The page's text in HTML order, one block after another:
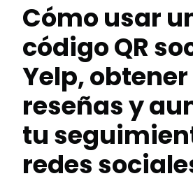
Cómo usar
código QR
Yelp, obtener
reseñas y
tu
redes